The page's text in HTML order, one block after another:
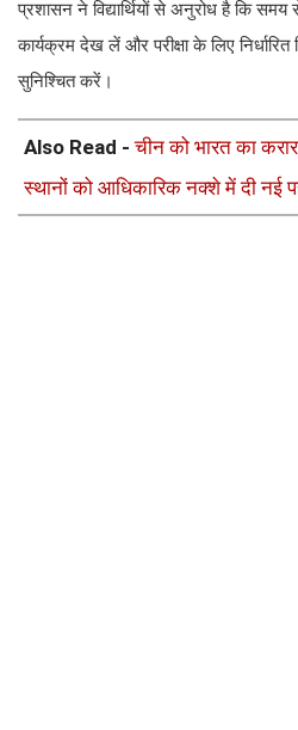
प्रशासन ने विद्यार्थियों से अनुरोध है कि समय
कार्यक्रम देख लें और परीक्षा के लिए
सुनिश्चित करें।
Also Read -चीन को भारत का
स्थानों को आधिकारिक नक्शे में दी नई